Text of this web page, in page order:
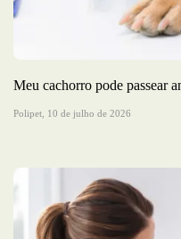
Meu cachorro pode passear
Polipet, 10 de julho de 2026